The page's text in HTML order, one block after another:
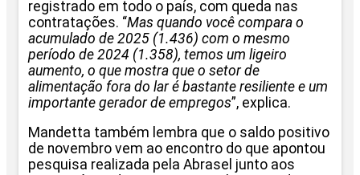
registrado em todo o país, com queda nas
contratações. “Mas quando você compara o
acumulado de 2025 (1.436) com o mesmo
período de 2024 (1.358), temos um ligeiro
aumento, o que mostra que o setor de
alimentação fora do lar é bastante resiliente e um
importante gerador de empregos”, explica.
Mandetta também lembra que o saldo positivo
de novembro vem ao encontro do que apontou
pesquisa realizada pela Abrasel junto aos